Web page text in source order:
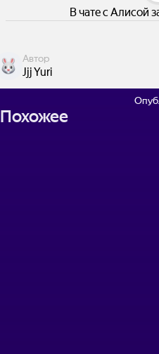
В чате с Алисой
Автор
Jjj Yuri
Похожее